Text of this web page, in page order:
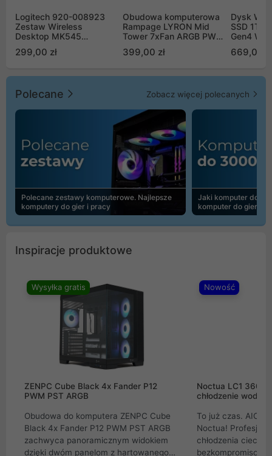
Logitech 920-008923
Zestaw Wireless
Desktop MK545
299,00 zł
Obudowa komputerowa
Rampage LYRON Mid
Tower 7xFan ARGB PWM
399,00 zł
Dysk WD
SSD 1TB
Gen4
669,00
Polecane Zobacz więcej polecanych
Polecane zestawy komputerowe. Najlepsze
komputery do gier i pracy
Jaki komputer do
komputer do gier |
Inspiracje produktowe
Wysyłka gratis
ZENPC Cube Black 4x Fander P12
PWM PST ARGB
Obudowa do komputera ZENPC Cube
Black 4x Fander P12 PWM PST ARGB
zachwyca panoramicznym widokiem
dzięki dwóm panelom z hartowanego
Nowość
Noctua LC1
chłodzenie wodne
To już czas. AIO
Noctua!
chłodzenia cieczą